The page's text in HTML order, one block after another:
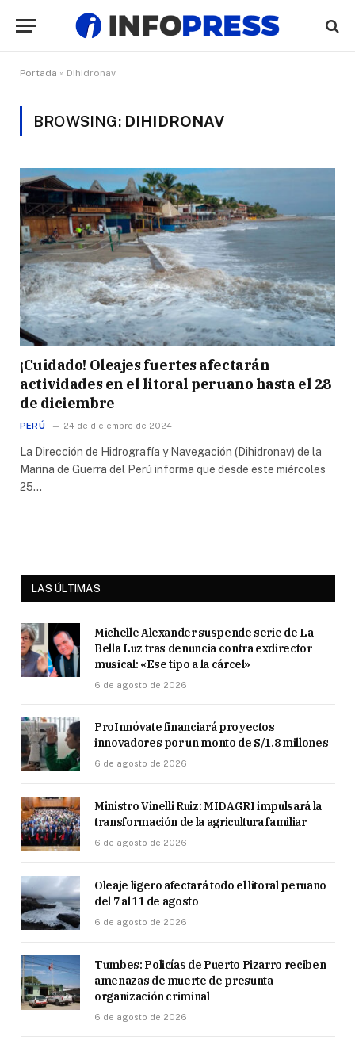
Portada » Dihidronav
BROWSING: DIHIDRONAV
¡Cuidado! Oleajes fuertes afectarán
actividades en el litoral peruano hasta el 28
de diciembre
PERÚ 24 de diciembre de 2024
La Dirección de Hidrografía y Navegación (Dihidronav) de la
Marina de Guerra del Perú informa que desde este miércoles
25…
LAS ÚLTIMAS
Michelle Alexander suspende serie de La
Bella Luz tras denuncia contra exdirector
musical: «Ese tipo a la cárcel»
6 de agosto de 2026
ProInnóvate financiará proyectos
innovadores por un monto de S/1.8 millones
6 de agosto de 2026
Ministro Vinelli Ruiz: MIDAGRI impulsará la
transformación de la agricultura familiar
6 de agosto de 2026
Oleaje ligero afectará todo el litoral peruano
del 7 al 11 de agosto
6 de agosto de 2026
Tumbes: Policías de Puerto Pizarro reciben
amenazas de muerte de presunta
organización criminal
6 de agosto de 2026